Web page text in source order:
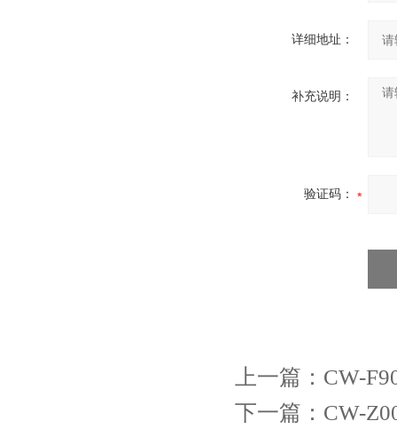
详细地址：
补充说明：
验证码：
上一篇： CW-
下一篇： CW-